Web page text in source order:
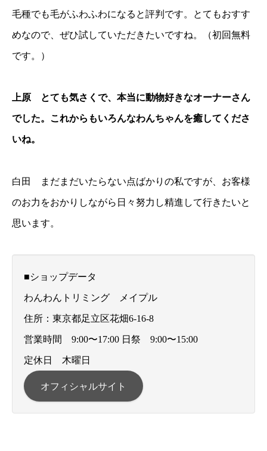
毛種でも毛がふわふわになると評判です。とてもおすす
めなので、ぜひ試していただきたいですね。（初回無料
です。）
上原 とても気さくで、本当に動物好きなオーナーさん
でした。これからもいろんなわんちゃんを癒してくださ
いね。
白田 まだまだいたらない点ばかりの私ですが、お客様
のお力をおかりしながら日々努力し精進して行きたいと
思います。
■ショップデータ
わんわんトリミング メイプル
住所：東京都足立区花畑6-16-8
営業時間 9:00〜17:00 日祭 9:00〜15:00
定休日 木曜日
オフィシャルサイト